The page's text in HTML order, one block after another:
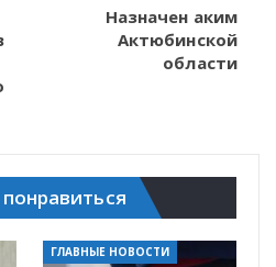
Назначен аким
Актюбинской
области
ГЛАВНЫЕ НОВОСТИ